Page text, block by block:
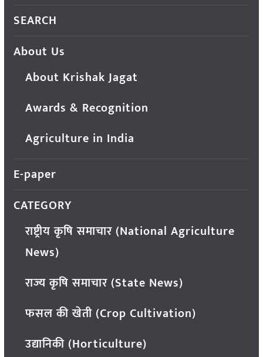
SEARCH
About Us
About Krishak Jagat
Awards & Recognition
Agriculture in India
E-paper
CATEGORY
राष्ट्रीय कृषि समाचार (National Agriculture
News)
राज्य कृषि समाचार (State News)
फसल की खेती (Crop Cultivation)
उद्यानिकी (Horticulture)